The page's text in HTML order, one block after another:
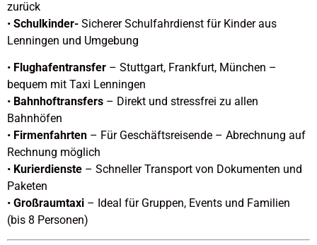
zurück
• Schulkinder- Sicherer Schulfahrdienst für Kinder aus
Lenningen und Umgebung
• Flughafentransfer – Stuttgart, Frankfurt, München –
bequem mit Taxi Lenningen
• Bahnhoftransfers – Direkt und stressfrei zu allen
Bahnhöfen
• Firmenfahrten – Für Geschäftsreisende – Abrechnung auf
Rechnung möglich
• Kurierdienste – Schneller Transport von Dokumenten und
Paketen
• Großraumtaxi – Ideal für Gruppen, Events und Familien
(bis 8 Personen)